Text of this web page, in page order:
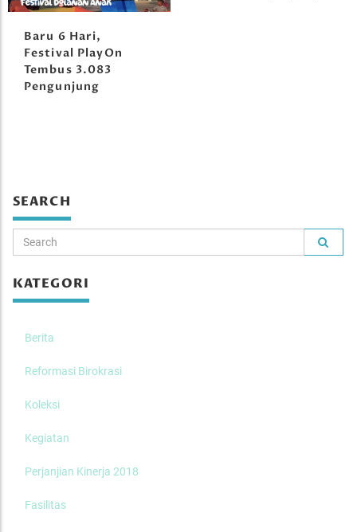
Baru 6 Hari,
Festival PlayOn
Tembus 3.083
Pengunjung
SEARCH
KATEGORI
Berita
Reformasi Birokrasi
Koleksi
Kegiatan
Perjanjian Kinerja 2018
Fasilitas